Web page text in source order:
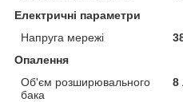
4
Доставимо вашого
кур'єром та
Електричні параметри
Напруга мережі
Опалення
Об'єм розширювального
бака
8